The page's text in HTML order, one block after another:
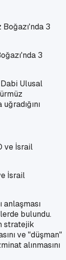
3
Ulusal
İsrail
bulundu.
stratejik
ve "düşman"
alınmasını